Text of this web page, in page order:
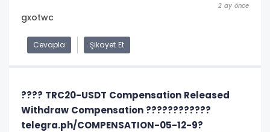
2 ay önce
gxotwc
Cevapla Şikayet Et
???? TRC20-USDT Compensation Released
Withdraw Compensation ????????????
telegra.ph/COMPENSATION-05-12-9?